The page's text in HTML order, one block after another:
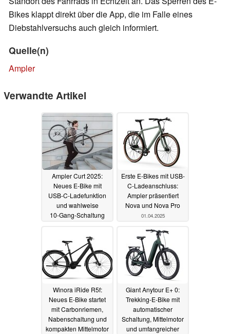
Bikes klappt direkt über die App, die im Falle eines
Diebstahlversuchs auch gleich informiert.
Quelle(n)
Ampler
Verwandte Artikel
Ampler Curt 2025:
Neues E‑Bike mit
USB‑C‑Ladefunktion
und wahlweise
10‑Gang‑Schaltung
29.10.2025
Erste E-Bikes mit USB-
C-Ladeanschluss:
Ampler präsentiert
Nova und Nova Pro
01.04.2025
Winora iRide R5f:
Neues E-Bike startet
mit Carbonriemen,
Nabenschaltung und
kompakten Mittelmotor
Giant Anytour E+ 0:
Trekking-E-Bike mit
automatischer
Schaltung, Mittelmotor
und umfangreicher